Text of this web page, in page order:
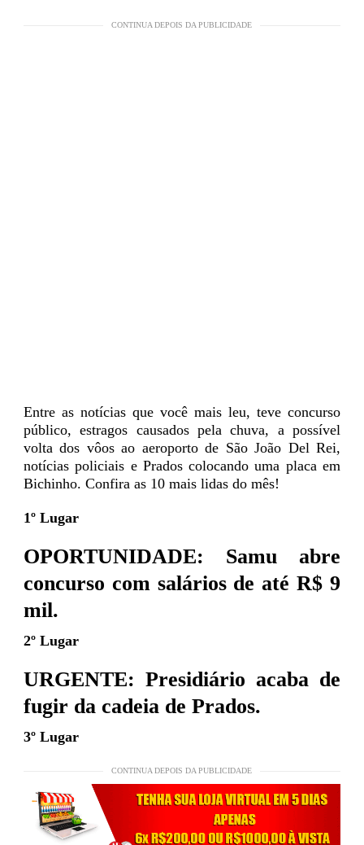
CONTINUA DEPOIS DA PUBLICIDADE
Entre as notícias que você mais leu, teve concurso
público, estragos causados pela chuva, a possível
volta dos vôos ao aeroporto de São João Del Rei,
notícias policiais e Prados colocando uma placa em
Bichinho. Confira as 10 mais lidas do mês!
1º Lugar
OPORTUNIDADE: Samu abre
concurso com salários de até R$ 9
mil.
2º Lugar
URGENTE: Presidiário acaba de
fugir da cadeia de Prados.
3º Lugar
CONTINUA DEPOIS DA PUBLICIDADE